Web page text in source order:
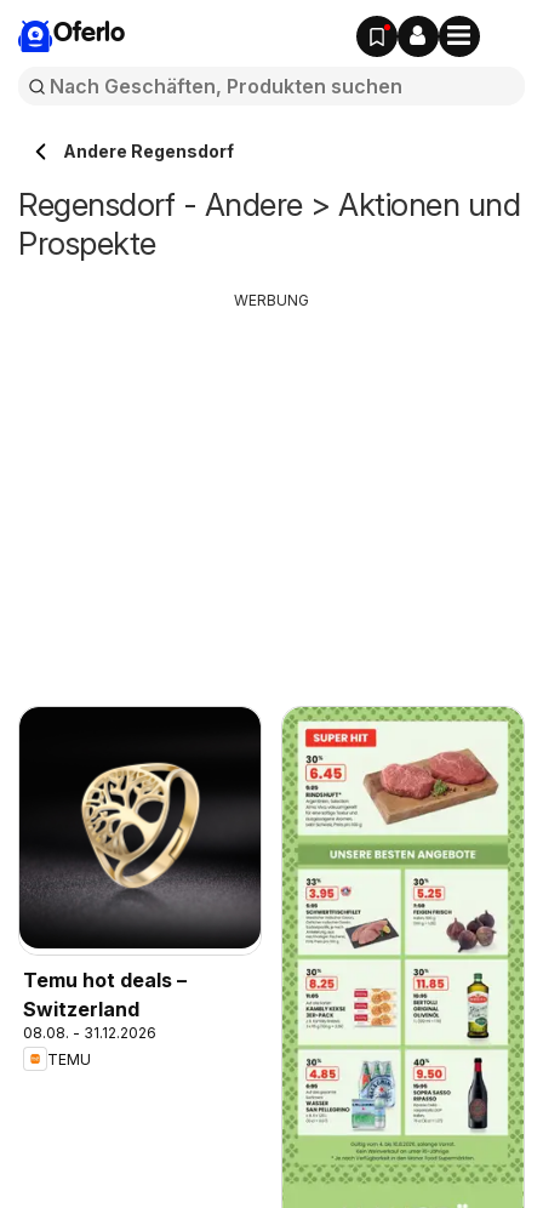
Oferlo
Andere Regensdorf
Regensdorf - Andere > Aktionen und
Prospekte
Temu hot deals –
Switzerland
08.08. - 31.12.2026
TEMU
WERBUNG